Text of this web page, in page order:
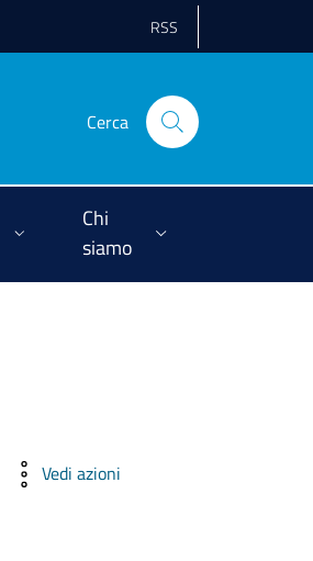
RSS
Cerca
Chi
siamo
Vedi azioni